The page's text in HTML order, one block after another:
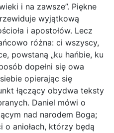
i na zawsze”. Piękne
wyjątkową
i apostołów. Lecz
różna: ci wszyscy,
powstaną „ku hańbie, ku
dopełni się owa
opierając się
łączący obydwa teksty
Daniel mówi o
nad narodem Boga;
o aniołach, którzy będą